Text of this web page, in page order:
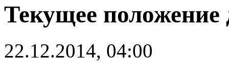
Текущее
22.12.2014, 04:00